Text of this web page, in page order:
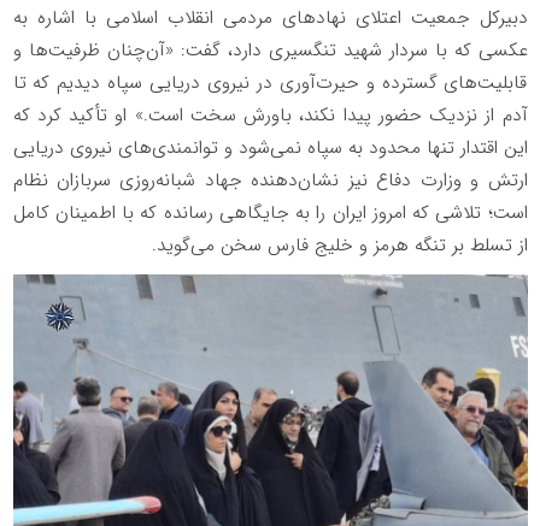
دبیرکل جمعیت اعتلای نهادهای مردمی انقلاب اسلامی با اشاره به
عکسی که با سردار شهید تنگسیری دارد، گفت: «آن‌چنان ظرفیت‌ها و
قابلیت‌های گسترده و حیرت‌آوری در نیروی دریایی سپاه دیدیم که تا
آدم از نزدیک حضور پیدا نکند، باورش سخت است.» او تأکید کرد که
این اقتدار تنها محدود به سپاه نمی‌شود و توانمندی‌های نیروی دریایی
ارتش و وزارت دفاع نیز نشان‌دهنده جهاد شبانه‌روزی سربازان نظام
است؛ تلاشی که امروز ایران را به جایگاهی رسانده که با اطمینان کامل
از تسلط بر تنگه هرمز و خلیج فارس سخن می‌گوید.